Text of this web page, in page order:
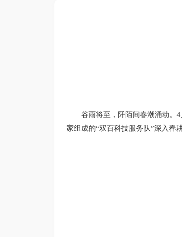
谷雨将至，阡陌间春潮涌动。
家组成的“双百科技服务队”深入春